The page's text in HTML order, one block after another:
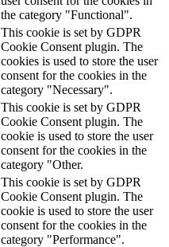
the category "Functional".
This cookie is set by GDPR
Cookie Consent plugin. The
cookies is used to store the user
consent for the cookies in the
category "Necessary".
This cookie is set by GDPR
Cookie Consent plugin. The
cookie is used to store the user
consent for the cookies in the
category "Other.
This cookie is set by GDPR
Cookie Consent plugin. The
cookie is used to store the user
consent for the cookies in the
category "Performance".